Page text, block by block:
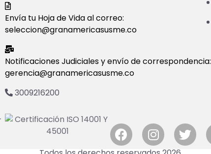
Envía tu Hoja de Vida al correo:
seleccion@granamericasusme.co
Notificaciones Judiciales y envío de correspondencia:
gerencia@granamericasusme.co
3009216200